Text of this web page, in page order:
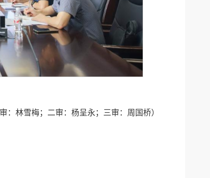
审：林雪梅；二审：杨呈永；三审：周国桥）